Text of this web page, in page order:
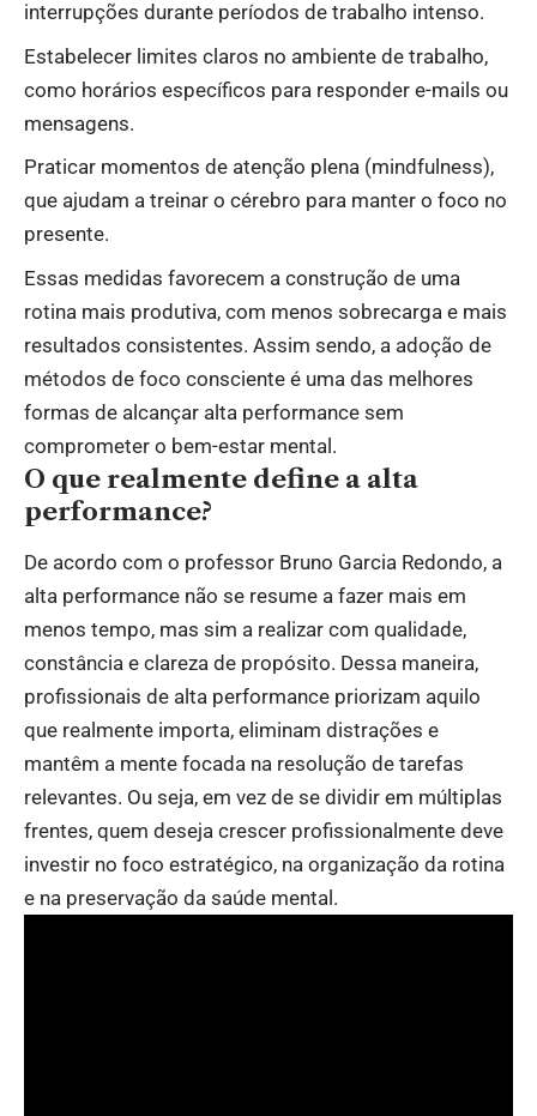
interrupções durante períodos de trabalho intenso.
Estabelecer limites claros no ambiente de trabalho,
como horários específicos para responder e-mails ou
mensagens.
Praticar momentos de atenção plena (mindfulness),
que ajudam a treinar o cérebro para manter o foco no
presente.
Essas medidas favorecem a construção de uma
rotina mais produtiva, com menos sobrecarga e mais
resultados consistentes. Assim sendo, a adoção de
métodos de foco consciente é uma das melhores
formas de alcançar alta performance sem
comprometer o bem-estar mental.
O que realmente define a alta
performance?
De acordo com o professor Bruno Garcia Redondo, a
alta performance não se resume a fazer mais em
menos tempo, mas sim a realizar com qualidade,
constância e clareza de propósito. Dessa maneira,
profissionais de alta performance priorizam aquilo
que realmente importa, eliminam distrações e
mantêm a mente focada na resolução de tarefas
relevantes. Ou seja, em vez de se dividir em múltiplas
frentes, quem deseja crescer profissionalmente deve
investir no foco estratégico, na organização da rotina
e na preservação da saúde mental.